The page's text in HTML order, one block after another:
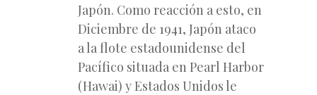
Japón. Como reacción a esto, en
Diciembre de 1941, Japón ataco
a la flote estadounidense del
Pacífico situada en Pearl Harbor
(Hawai) y Estados Unidos le